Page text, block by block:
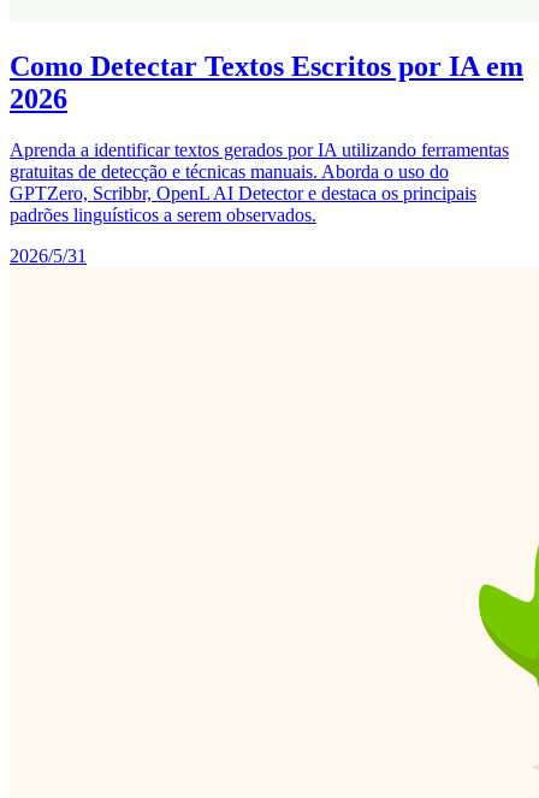
Como Detectar Textos Escritos por IA em
2026
Aprenda a identificar textos gerados por IA utilizando ferramentas
gratuitas de detecção e técnicas manuais. Aborda o uso do
GPTZero, Scribbr, OpenL AI Detector e destaca os principais
padrões linguísticos a serem observados.
2026/5/31